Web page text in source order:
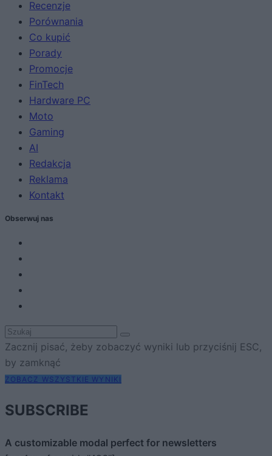
Recenzje
Porównania
Co kupić
Porady
Promocje
FinTech
Hardware PC
Moto
Gaming
AI
Redakcja
Reklama
Kontakt
Obserwuj nas
Zacznij pisać, żeby zobaczyć wyniki lub przyciśnij ESC,
by zamknąć
ZOBACZ WSZYSTKIE WYNIKI
SUBSCRIBE
A customizable modal perfect for newsletters